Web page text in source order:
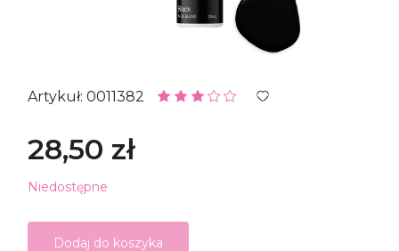
Artykuł: 0011382
28,50 zł
Niedostępne
Dodaj do koszyka